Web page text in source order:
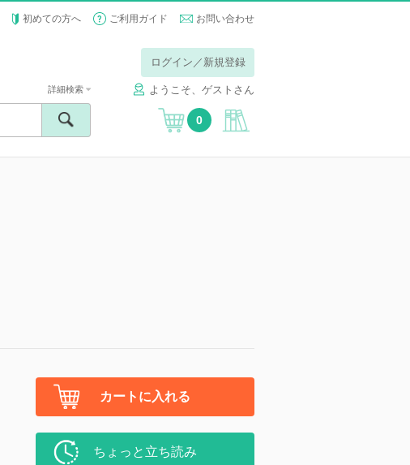
初めての方へ ご利用ガイド お問い合わせ
ログイン／新規登録
ようこそ、ゲストさん
詳細検索
0
カートに入れる
ちょっと立ち読み